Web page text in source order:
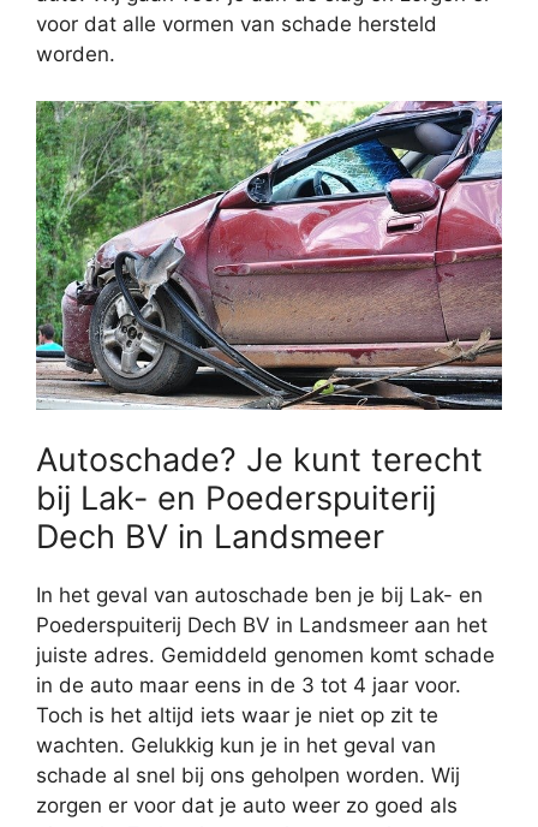
voor dat alle vormen van schade hersteld
worden.
Autoschade? Je kunt terecht
bij Lak- en Poederspuiterij
Dech BV in Landsmeer
In het geval van autoschade ben je bij Lak- en
Poederspuiterij Dech BV in Landsmeer aan het
juiste adres. Gemiddeld genomen komt schade
in de auto maar eens in de 3 tot 4 jaar voor.
Toch is het altijd iets waar je niet op zit te
wachten. Gelukkig kun je in het geval van
schade al snel bij ons geholpen worden. Wij
zorgen er voor dat je auto weer zo goed als